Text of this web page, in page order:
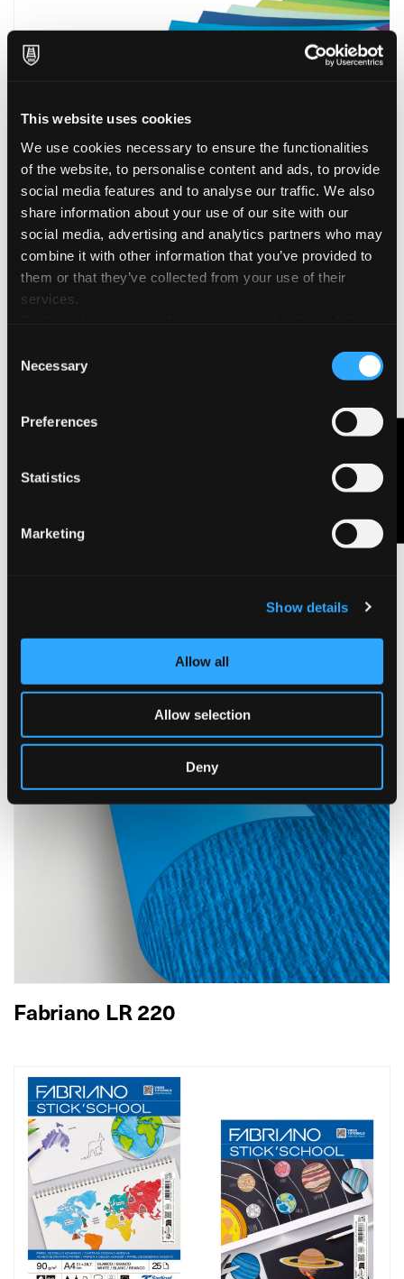
This website uses cookies
We use cookies necessary to ensure the functionalities
of the website, to personalise content and ads, to provide
social media features and to analyse our traffic. We also
share information about your use of our site with our
social media, advertising and analytics partners who may
combine it with other information that you’ve provided to
them or that they’ve collected from your use of their
services.
Selection
Necessary
Preferences
Statistics
Marketing
Show details
Allow all
Allow selection
Deny
Fabriano colore 185 g
Fabriano Disegno 3 – Nero
Fabriano LR 220
Contattaci